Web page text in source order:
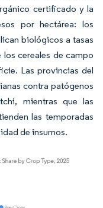
certificado y la
por hectárea: los
biológicos a tasas
cereales de campo
Las provincias del
contra patógenos
mientras que las
las temporadas
de insumos.